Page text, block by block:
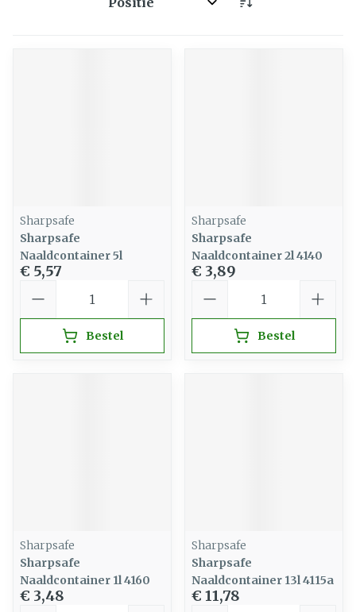
Sorteer op:
Sharpsafe
Sharpsafe
Naaldcontainer 5l
€ 5,57
Bestel
Sharpsafe
Sharpsafe
Naaldcontainer 2l 4140
€ 3,89
Bestel
Sharpsafe
Sharpsafe
Naaldcontainer 1l 4160
€ 3,48
Sharpsafe
Sharpsafe
Naaldcontainer 13l 4115a
€ 11,78